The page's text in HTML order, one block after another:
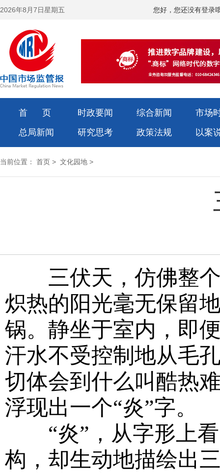
2026年8月7日星期五 您好，您还没有登录
首 页 时政要闻 综合新闻
市场
总局新闻
研究思考 政策法规 以案
当前位置： 首页 > 文化园地 >
三伏天，仿佛整个
炽热的阳光毫无保留
锅。静坐于室内，即
汗水不受控制地从毛
切体会到什么叫酷热
浮现出一个“炎”字。
“炎”，从字形上看
构，却生动地描绘出